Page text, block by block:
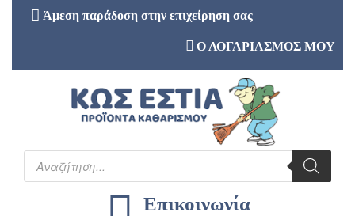
Άμεση παράδοση στην επιχείρηση σας
Ο ΛΟΓΑΡΙΑΣΜΟΣ ΜΟΥ
Επικοινωνία